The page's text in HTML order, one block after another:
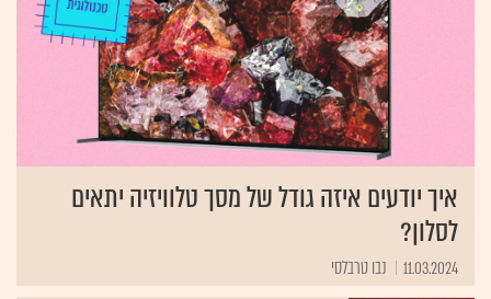
איך יודעים איזה גודל של מסך טלוויזיה יתאים
לסלון?
11.03.2024 נבו טרבלסי